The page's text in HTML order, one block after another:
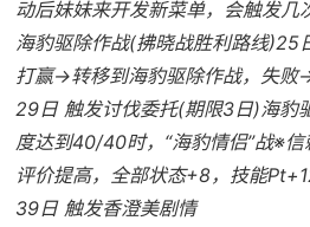
动后妹妹来开发新菜单，会触发几
海豹驱除作战(拂晓战胜利路线)25
打赢→转移到海豹驱除作战，失败
29日 触发讨伐委托(期限3日)海豹
度达到40/40时，“海豹情侣”战※
评价提高，全部状态+8，技能
39日 触发香澄美剧情